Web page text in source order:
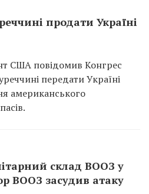
продати Україні
США повідомив Конгрес
передати Україні
американського
склад ВООЗ у
ВООЗ засудив атаку